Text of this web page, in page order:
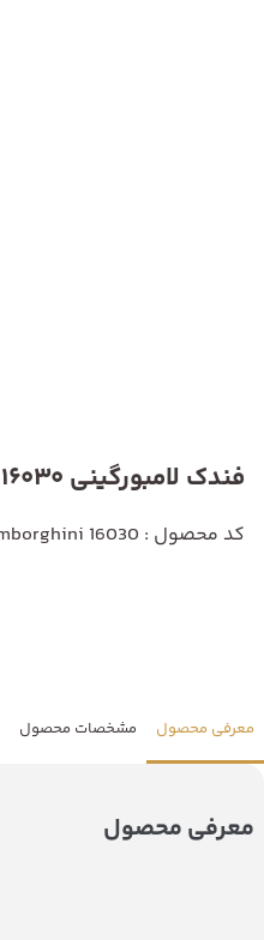
فندک لامبورگینی 16030
کد محصول : Lamborghini 16030
معرفی محصول مشخصات محصول
معرفی محصول